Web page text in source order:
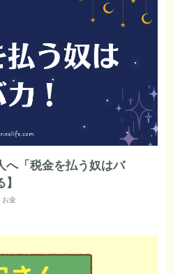
へ「税金を払う奴はバ
お金